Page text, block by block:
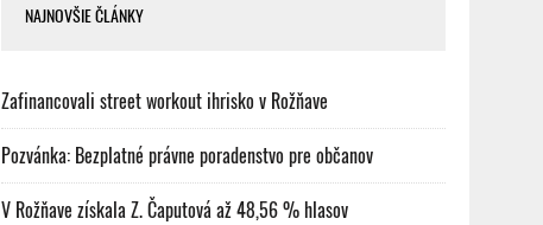
NAJNOVŠIE ČLÁNKY
Zafinancovali street workout ihrisko v Rožňave
Pozvánka: Bezplatné právne poradenstvo pre občanov
V Rožňave získala Z. Čaputová až 48,56 % hlasov